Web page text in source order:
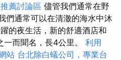
薦討論區 儘管我們通常在野
們通常可以在清澈的海水中沐
的夜生活，新的舒適酒店和
一而聞名，長4公里。 利用
站 台北除白蟻公司，專業台